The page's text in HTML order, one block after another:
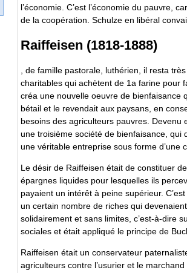
l’économie. C’est l’économie du pauvre,
de la coopération. Schulze en libéral
Raiffeisen (1818-1888)
, de famille pastorale, luthérien, il resta
charitables qui achètent de 1a farine pour
créa une nouvelle oeuvre de bienfaisance
bétail et le revendait aux paysans, en
besoins des agriculteurs pauvres. Devenu
une troisième société de bienfaisance, qui
une véritable entreprise sous forme d’une
Le désir de Raiffeisen était de constituer
épargnes liquides pour lesquelles ils
payaient un intérêt à peine supérieur.
un certain nombre de riches qui
solidairement et sans limites, c’est-à-dire
sociales et était appliqué le principe de
Raiffeisen était un conservateur
agriculteurs contre l’usurier et le